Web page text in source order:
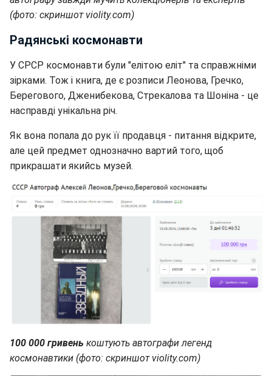
(фото: скриншот violity.com)
Радянські космонавти
У СРСР космонавти були "елітою еліт" та справжніми
зірками. Тож і книга, де є розписи Леонова, Гречко,
Берегового, Дженибекова, Стрекалова та Шоніна - це
насправді унікальна річ.
Як вона попала до рук її продавця - питання відкрите,
але цей предмет однозначно вартий того, щоб
прикрашати якийсь музей.
100 000 гривень коштують автографи легенд
космонавтики (фото: скриншот violity.com)